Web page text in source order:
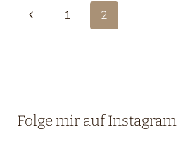
Seitennavigation
Vorherige
1 2
Folge mir auf Instagram